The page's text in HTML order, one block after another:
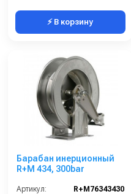
⚡ В корзину
Барабан инерционный
R+M 434, 300bar
Артикул:
R+M76343430